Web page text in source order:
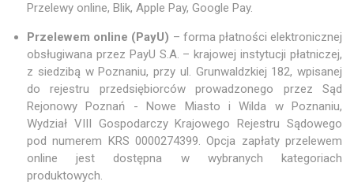
Przelewy online, Blik, Apple Pay, Google Pay.
Przelewem online (PayU) – forma płatności elektronicznej
obsługiwana przez PayU S.A. – krajowej instytucji płatniczej,
z siedzibą w Poznaniu, przy ul. Grunwaldzkiej 182, wpisanej
do rejestru przedsiębiorców prowadzonego przez Sąd
Rejonowy Poznań - Nowe Miasto i Wilda w Poznaniu,
Wydział VIII Gospodarczy Krajowego Rejestru Sądowego
pod numerem KRS 0000274399. Opcja zapłaty przelewem
online jest dostępna w wybranych kategoriach
produktowych.